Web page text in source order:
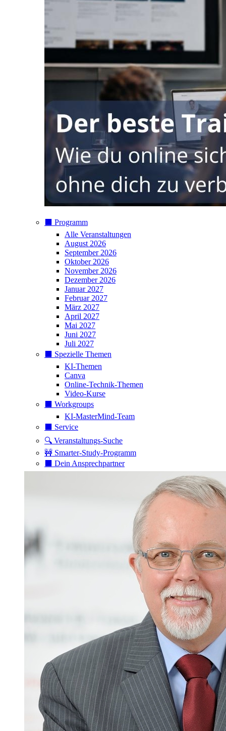
⬛️ Programm
Alle Veranstaltungen
August 2026
September 2026
Oktober 2026
November 2026
Dezember 2026
Januar 2027
Februar 2027
März 2027
April 2027
Mai 2027
Juni 2027
Juli 2027
⬛️ Spezielle Themen
KI-Themen
Canva
Online-Technik-Themen
Video-Kurse
⬛️ Workgroups
KI-MasterMind-Team
⬛️ Service
🔍 Veranstaltungs-Suche
🚧 Smarter-Study-Programm
⬛️ Dein Ansprechpartner